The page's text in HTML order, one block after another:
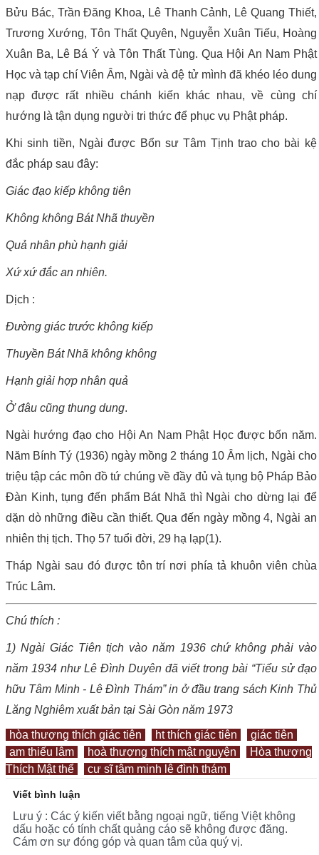
Bửu Bác, Trần Đăng Khoa, Lê Thanh Cảnh, Lê Quang Thiết,
Trương Xướng, Tôn Thất Quyên, Nguyễn Xuân Tiếu, Hoàng
Xuân Ba, Lê Bá Ý và Tôn Thất Tùng. Qua Hội An Nam Phật
Học và tạp chí Viên Âm, Ngài và đệ tử mình đã khéo léo dung
nạp được rất nhiều chánh kiến khác nhau, về cùng chí
hướng là tận dụng người tri thức để phục vụ Phật pháp.
Khi sinh tiền, Ngài được Bổn sư Tâm Tịnh trao cho bài kệ
đắc pháp sau đây:
Giác đạo kiếp không tiên
Không không Bát Nhã thuyền
Quả nhân phù hạnh giải
Xứ xứ đắc an nhiên.
Dịch :
Đường giác trước không kiếp
Thuyền Bát Nhã không không
Hạnh giải hợp nhân quả
Ở đâu cũng thung dung.
Ngài hướng đạo cho Hội An Nam Phật Học được bốn năm.
Năm Bính Tý (1936) ngày mồng 2 tháng 10 Âm lịch, Ngài cho
triệu tập các môn đồ tứ chúng về đầy đủ và tụng bộ Pháp Bảo
Đàn Kinh, tụng đến phẩm Bát Nhã thì Ngài cho dừng lại để
dặn dò những điều cần thiết. Qua đến ngày mồng 4, Ngài an
nhiên thị tịch. Thọ 57 tuổi đời, 29 hạ lạp(1).
Tháp Ngài sau đó được tôn trí nơi phía tả khuôn viên chùa
Trúc Lâm.
Chú thích :
1) Ngài Giác Tiên tịch vào năm 1936 chứ không phải vào
năm 1934 như Lê Đình Duyên đã viết trong bài “Tiểu sử đạo
hữu Tâm Minh - Lê Đình Thám” in ở đầu trang sách Kinh Thủ
Lăng Nghiêm xuất bản tại Sài Gòn năm 1973
hòa thượng thích giác tiên ht thích giác tiên
giác tiên
am thiếu lâm
hoà thượng thích mật nguyện
Hòa thượng
Thích Mật thể
cư sĩ tâm minh lê đình thám
Viết bình luận
Lưu ý : Các ý kiến viết bằng ngoại ngữ, tiếng Việt không
dấu hoặc có tính chất quảng cáo sẽ không được đăng.
Cám ơn sự đóng góp và quan tâm của quý vị.